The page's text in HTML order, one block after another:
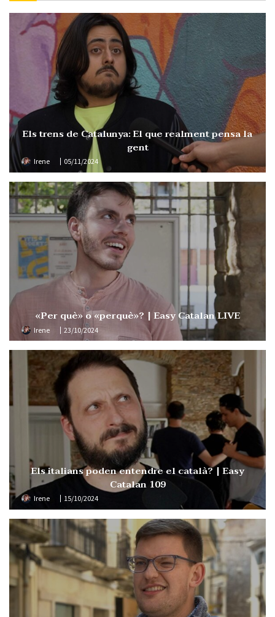
Els trens de Catalunya: El que realment pensa la
gent
Irene 05/11/2024
«Per què» o «perquè»? | Easy Catalan LIVE
Irene 23/10/2024
Els italians poden entendre el català? | Easy
Catalan 109
Irene 15/10/2024